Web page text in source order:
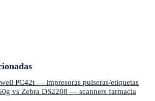
PC42t — impresoras pulseras/etiquetas
vs Zebra DS2208 — scanners farmacia